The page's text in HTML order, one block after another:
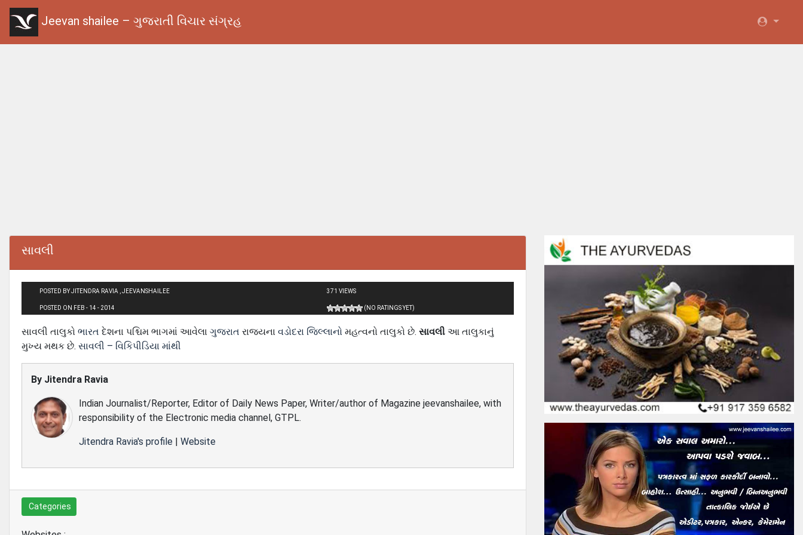
Jeevan shailee – ગુજરાતી વિચાર સંગ્રહ
સાવલી
POSTED BY JITENDRA RAVIA , JEEVANSHAILEE
POSTED ON FEB - 14 - 2014
371 VIEWS
(NO RATINGS YET)
સાવલી તાલુકો ભારત દેશના પશ્ચિમ ભાગમાં આવેલા ગુજરાત રાજ્યના વડોદરા જિલ્લાનો મહત્વનો તાલુકો છે. સાવલી આ તાલુકાનું
મુખ્ય મથક છે. સાવલી – વિકિપીડિયા માંથી
By Jitendra Ravia
Indian Journalist/Reporter, Editor of Daily News Paper, Writer/author of Magazine jeevanshailee, with
responsibility of the Electronic media channel, GTPL.
Jitendra Ravia's profile | Website
Categories